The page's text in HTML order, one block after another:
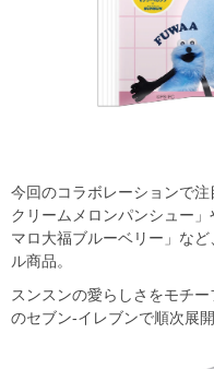
今回のコラボレーションで
クリームメロンパンシュー
マロ大福ブルーベリー」な
ル商品。
スンスンの愛らしさをモチ
のセブン-イレブンで順次展